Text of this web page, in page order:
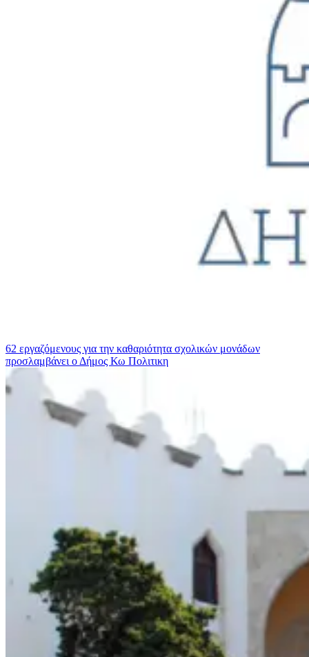
62 εργαζόμενους για την καθαριότητα σχολικών μονάδων
προσλαμβάνει ο Δήμος Κω Πολιτικη